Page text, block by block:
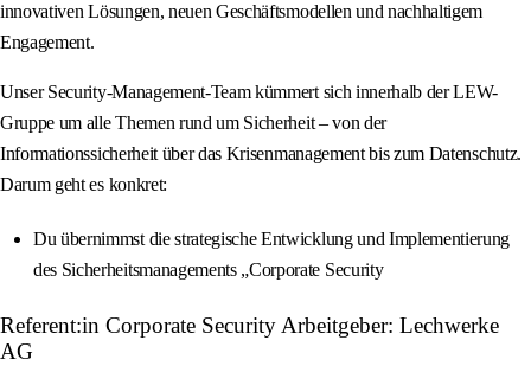
innovativen Lösungen, neuen Geschäftsmodellen und nachhaltigem
Engagement.
Unser Security-Management-Team kümmert sich innerhalb der LEW-
Gruppe um alle Themen rund um Sicherheit – von der
Informationssicherheit über das Krisenmanagement bis zum Datenschutz.
Darum geht es konkret:
Du übernimmst die strategische Entwicklung und Implementierung
des Sicherheitsmanagements „Corporate Security
Referent:in Corporate Security Arbeitgeber: Lechwerke
AG